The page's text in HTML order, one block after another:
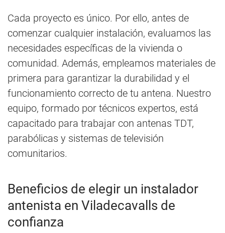
Cada proyecto es único. Por ello, antes de
comenzar cualquier instalación, evaluamos las
necesidades específicas de la vivienda o
comunidad. Además, empleamos materiales de
primera para garantizar la durabilidad y el
funcionamiento correcto de tu antena. Nuestro
equipo, formado por técnicos expertos, está
capacitado para trabajar con antenas TDT,
parabólicas y sistemas de televisión
comunitarios.
Beneficios de elegir un instalador
antenista en Viladecavalls de
confianza